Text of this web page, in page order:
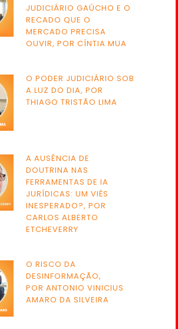
JUDICIÁRIO GAÚCHO E O
RECADO QUE O
MERCADO PRECISA
OUVIR, POR CÍNTIA MUA
O PODER JUDICIÁRIO SOB
A LUZ DO DIA, POR
THIAGO TRISTÃO LIMA
A AUSÊNCIA DE
DOUTRINA NAS
FERRAMENTAS DE IA
JURÍDICAS: UM VIÉS
INESPERADO?, POR
CARLOS ALBERTO
ETCHEVERRY
O RISCO DA
DESINFORMAÇÃO,
POR ANTONIO VINICIUS
AMARO DA SILVEIRA